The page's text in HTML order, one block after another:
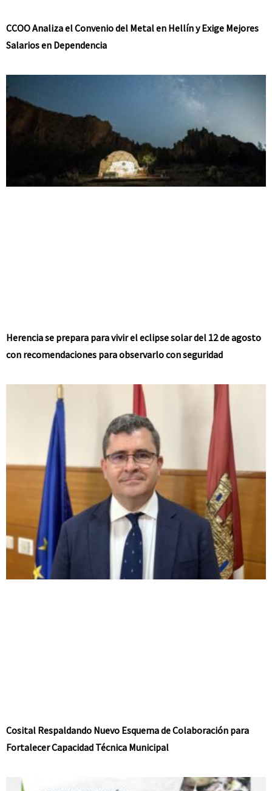
CCOO Analiza el Convenio del Metal en Hellín y Exige Mejores
Salarios en Dependencia
Herencia se prepara para vivir el eclipse solar del 12 de agosto
con recomendaciones para observarlo con seguridad
Cosital Respaldando Nuevo Esquema de Colaboración para
Fortalecer Capacidad Técnica Municipal